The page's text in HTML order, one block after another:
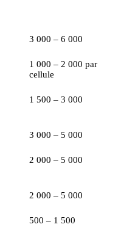
3 000 – 6 000
1 000 – 2 000 par
cellule
1 500 – 3 000
3 000 – 5 000
2 000 – 5 000
2 000 – 5 000
500 – 1 500